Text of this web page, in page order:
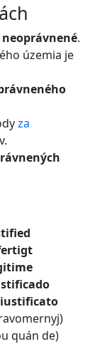
neoprávnené.
územia je
za
quán de)